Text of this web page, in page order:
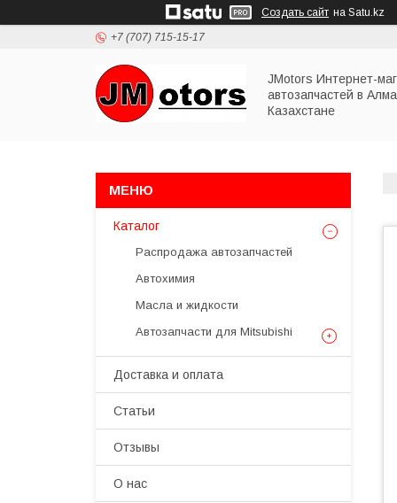
Создать сайт на Satu.kz
+7 (707) 715-15-17
JMotors Интернет-
автозапчастей в
Казахстане
Каталог
Распродажа автозапчастей
Автохимия
Масла и жидкости
Автозапчасти для Mitsubishi
Доставка и оплата
Статьи
Отзывы
О нас